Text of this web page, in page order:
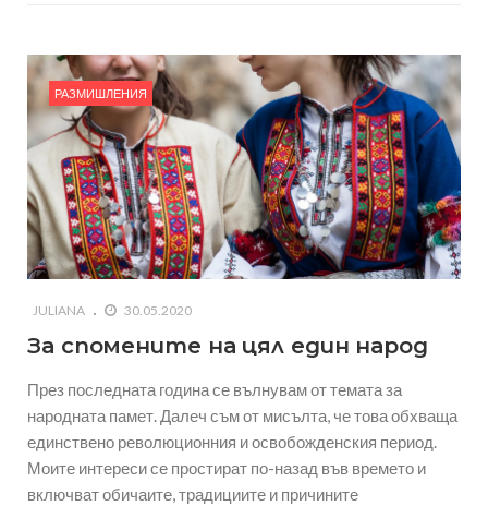
РАЗМИШЛЕНИЯ
JULIANA 30.05.2020
За спомените на цял един народ
През последната година се вълнувам от темата за
народната памет. Далеч съм от мисълта, че това обхваща
единствено революционния и освобожденския период.
Моите интереси се простират по-назад във времето и
включват обичаите, традициите и причините